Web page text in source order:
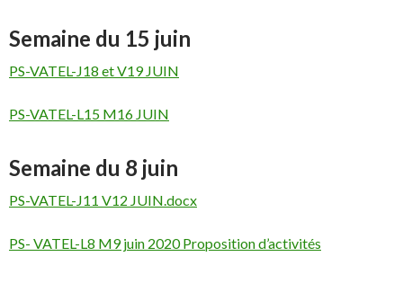
Semaine du 15 juin
PS-VATEL-J18 et V19 JUIN
PS-VATEL-L15 M16 JUIN
Semaine du 8 juin
PS-VATEL-J11 V12 JUIN.docx
PS- VATEL-L8 M9 juin 2020 Proposition d’activités